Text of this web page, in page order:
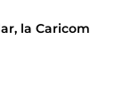
la Caricom